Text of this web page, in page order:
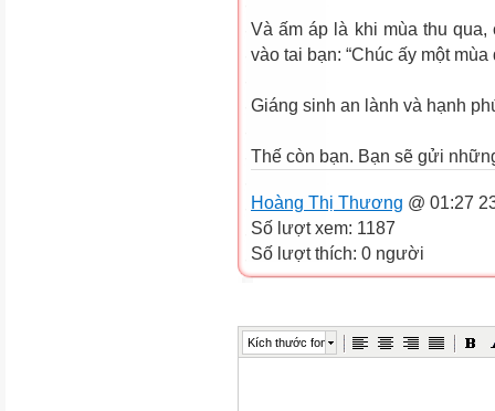
Và ấm áp là khi mùa thu
vào tai bạn: “Chúc ấy một mùa
Giáng sinh an lành và hạnh
Thế còn bạn. Bạn sẽ gửi
Hoàng Thị Thương @ 01:27
Số lượt xem: 1187
Số lượt thích: 0 người
Kích thước font